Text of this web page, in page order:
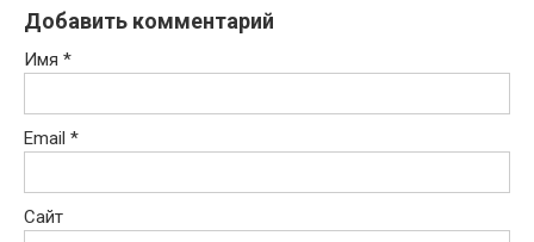
Добавить комментарий
Имя *
Email *
Сайт